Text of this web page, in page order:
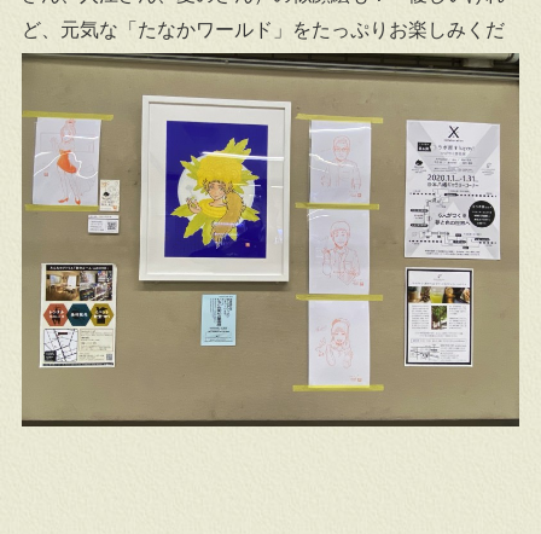
ど、元気な「たなかワールド」をたっぷりお楽しみくだ
さい。